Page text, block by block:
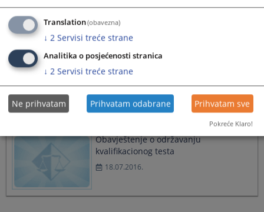
17.11.2016.
Obavještenje o održavanju
kvalifikacionog testa
21.10.2016.
Obavještenje o održavanju
kvalifikacionog testa
18.07.2016.
Translation(obavezna)
↓ 2 Servisi treće strane
Analitika o posjećenosti stranica
↓ 2 Servisi treće strane
Ne prihvatam Prihvatam odabrane Prihvatam sve
Pokreće Klaro!